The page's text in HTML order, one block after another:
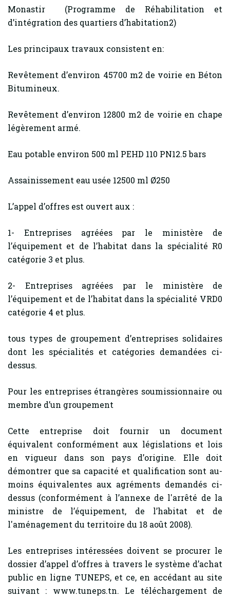
Monastir (Programme de Réhabilitation et
d’intégration des quartiers d’habitation2)
Les principaux travaux consistent en:
Revêtement d’environ 45700 m2 de voirie en Béton
Bitumineux.
Revêtement d’environ 12800 m2 de voirie en chape
légèrement armé.
Eau potable environ 500 ml PEHD 110 PN12.5 bars
Assainissement eau usée 12500 ml Ø250
L’appel d’offres est ouvert aux :
1- Entreprises agréées par le ministère de
l’équipement et de l’habitat dans la spécialité R0
catégorie 3 et plus.
2- Entreprises agréées par le ministère de
l’équipement et de l’habitat dans la spécialité VRD0
catégorie 4 et plus.
tous types de groupement d’entreprises solidaires
dont les spécialités et catégories demandées ci-
dessus.
Pour les entreprises étrangères soumissionnaire ou
membre d’un groupement
Cette entreprise doit fournir un document
équivalent conformément aux législations et lois
en vigueur dans son pays d’origine. Elle doit
démontrer que sa capacité et qualification sont au-
moins équivalentes aux agréments demandés ci-
dessus (conformément à l’annexe de l'arrêté de la
ministre de l’équipement, de l’habitat et de
l'aménagement du territoire du 18 août 2008).
Les entreprises intéressées doivent se procurer le
dossier d’appel d’offres à travers le système d’achat
public en ligne TUNEPS, et ce, en accédant au site
suivant : www.tuneps.tn. Le téléchargement de